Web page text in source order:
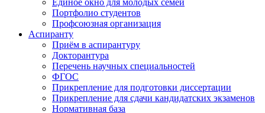
Единое окно для молодых семей
Портфолио студентов
Профсоюзная организация
Аспиранту
Приём в аспирантуру
Докторантура
Перечень научных специальностей
ФГОС
Прикрепление для подготовки диссертации
Прикрепление для сдачи кандидатских экзаменов
Нормативная база